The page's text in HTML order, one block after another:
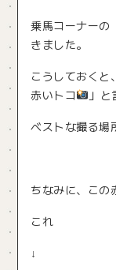
乗馬コーナーの
きました。
こうしておくと
赤いトコ
」と
ベストな撮る場
ちなみに、この
これ
↓